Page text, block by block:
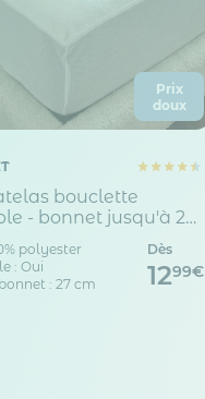
Prix
doux
bouclette
- bonnet jusqu'à 27
polyester
: Oui
: 27 cm
Dès
1299€